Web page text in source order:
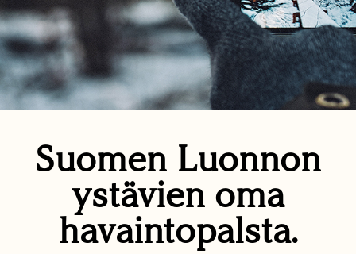
Suomen Luonnon
ystävien oma
havaintopalsta.